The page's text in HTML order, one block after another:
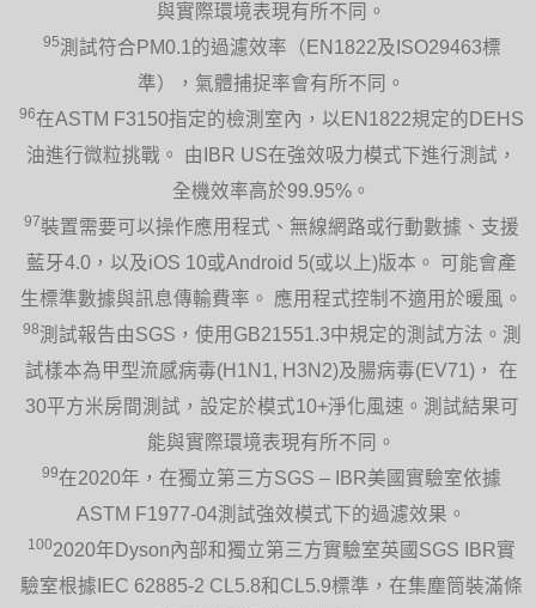
與實際環境表現有所不同。
95測試符合PM0.1的過濾效率（EN1822及ISO29463標
準），氣體捕捉率會有所不同。
96在ASTM F3150指定的檢測室內，以EN1822規定的DEHS
油進行微粒挑戰。 由IBR US在強效吸力模式下進行測試，
全機效率高於99.95%。
97裝置需要可以操作應用程式、無線網路或行動數據、支援
藍牙4.0，以及iOS 10或Android 5(或以上)版本。 可能會產
生標準數據與訊息傳輸費率。 應用程式控制不適用於暖風。
98測試報告由SGS，使用GB21551.3中規定的測試方法。測
試樣本為甲型流感病毒(H1N1, H3N2)及腸病毒(EV71)， 在
30平方米房間測試，設定於模式10+淨化風速。測試結果可
能與實際環境表現有所不同。
99在2020年，在獨立第三方SGS – IBR美國實驗室依據
ASTM F1977-04測試強效模式下的過濾效果。
1002020年Dyson內部和獨立第三方實驗室英國SGS IBR實
驗室根據IEC 62885-2 CL5.8和CL5.9標準，在集塵筒裝滿條